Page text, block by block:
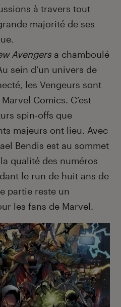
à travers tout
majorité de ses
Avengersa chamboulé
sein d’un univers de
les Vengeurs sont
Comics. C’est
spin-offs que
majeurs ont lieu. Avec
Bendis est au sommet
qualité des numéros
le run de huit ans de
partie reste un
les fans de Marvel.